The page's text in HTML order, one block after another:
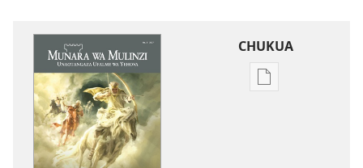
CHUKUA
Njia